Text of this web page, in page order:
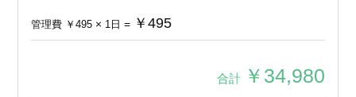
管理費 ￥495 × 1 日= ￥495
合計 ￥34,980